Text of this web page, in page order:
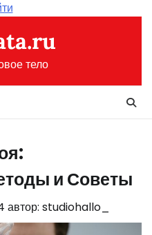
тело
и Советы
автор: studiohallo_